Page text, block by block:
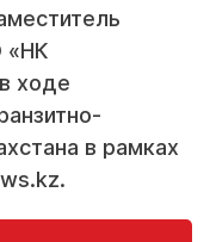
«НК
ходе
в рамках